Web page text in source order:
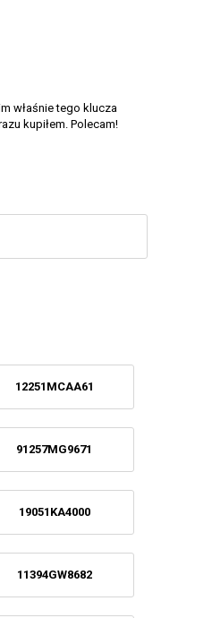
właśnie tego klucza
kupiłem. Polecam!
12251MCAA61
91257MG9671
19051KA4000
11394GW8682